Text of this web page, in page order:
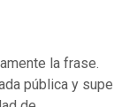
la frase.
pública y supe